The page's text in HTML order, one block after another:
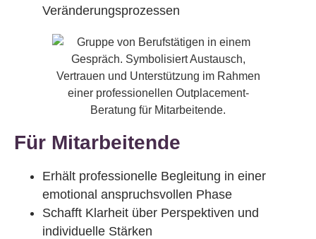
Veränderungsprozessen
Für Mitarbeitende
Erhält professionelle Begleitung in einer
emotional anspruchsvollen Phase
Schafft Klarheit über Perspektiven und
individuelle Stärken